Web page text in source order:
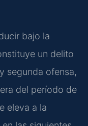
bajo la
un delito
segunda ofensa,
del período de
eleva a la